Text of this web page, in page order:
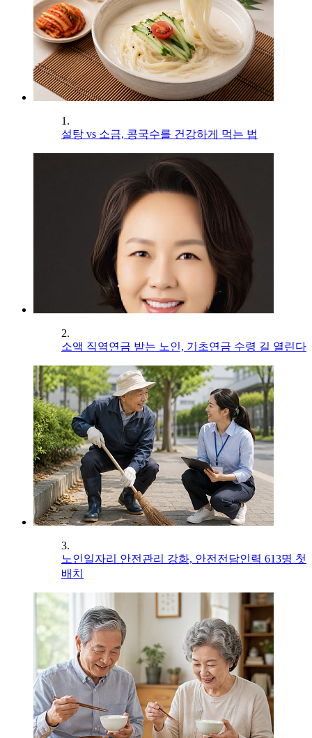
1.
설탕 vs 소금, 콩국수를 건강하게 먹는 법
2.
소액 직역연금 받는 노인, 기초연금 수령 길 열린다
3.
노인일자리 안전관리 강화, 안전전담인력 613명 첫
배치